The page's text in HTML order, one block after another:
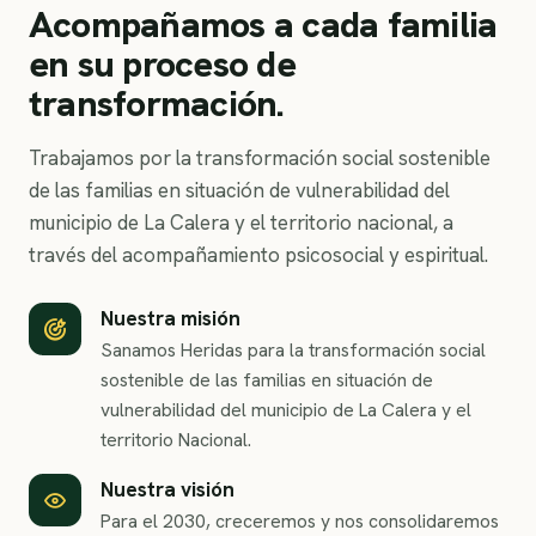
Acompañamos a cada familia
en su proceso de
transformación.
Trabajamos por la transformación social sostenible
de las familias en situación de vulnerabilidad del
municipio de La Calera y el territorio nacional, a
través del acompañamiento psicosocial y espiritual.
Nuestra misión
Sanamos Heridas para la transformación social
sostenible de las familias en situación de
vulnerabilidad del municipio de La Calera y el
territorio Nacional.
Nuestra visión
Para el 2030, creceremos y nos consolidaremos